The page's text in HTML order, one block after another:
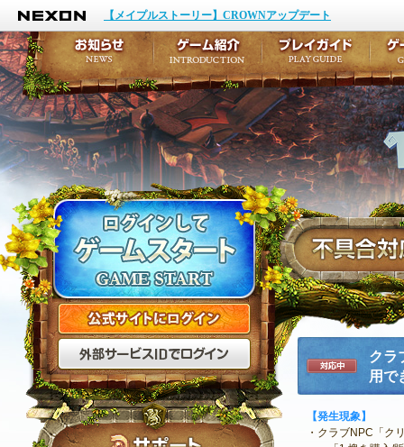
NEXON
【メイプルストーリー】CROWNアップデート
公式サイトにログイン
外部サービスIDでログ
クラ
用で
【発生現象】
・クラブNPC「ク
お知らせ
イベント
アップデート
メンテナンス
ゲーム紹介
キャラクター作成
テイルズ初級者講座
ここだけは知ってお